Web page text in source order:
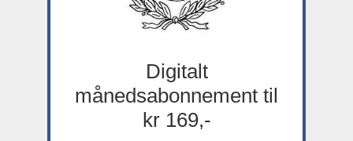
Digitalt
månedsabonnement til
kr 169,-